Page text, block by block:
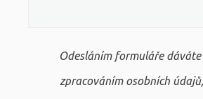
Odesláním formuláře dáváte
zpracováním osobních